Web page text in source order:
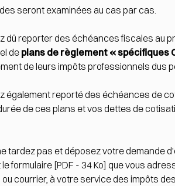
seront examinées au cas par cas.
dû reporter des échéances fiscales au
de plans de règlement « spécifiques
de leurs impôts professionnels dus
également reporté des échéances de
de ces plans et vos dettes de
tardez pas et déposez votre demande
leformulaire [PDF - 34 Ko] que vous
courrier, à votreservice des impôts